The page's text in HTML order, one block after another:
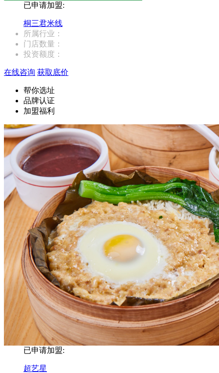
已申请加盟:
桐三君米线
所属行业：
门店数量：
投资额度：
在线咨询 获取底价
帮你选址
品牌认证
加盟福利
已申请加盟:
超艺星